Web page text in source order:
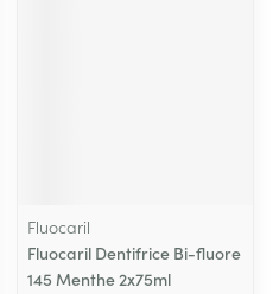
Fluocaril
Fluocaril Dentifrice Bi-fluore
145 Menthe 2x75ml